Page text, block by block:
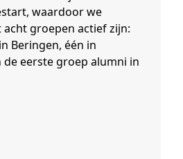
waardoor we
groepen actief zijn:
Beringen, één in
de eerste groep alumni in